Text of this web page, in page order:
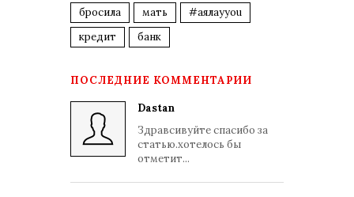
бросила
мать
#аялауyou
кредит
банк
ПОСЛЕДНИЕ КОММЕНТАРИИ
Dastan
Здравсивуйте спасибо за
статью.хотелось бы
отметит...